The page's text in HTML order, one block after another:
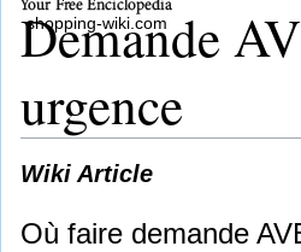
Demande
urgence
Wiki Article
Où faire demande
shopping-wiki.com